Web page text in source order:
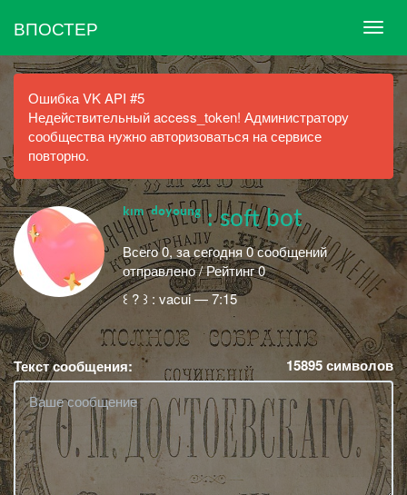
ВПОСТЕР
Ошибка VK API #5
Недействительный access_token! Администратору
сообщества нужно авторизоваться на сервисе
повторно.
ᵏᶦᵐ ᵈᵒʸᵒᵘⁿᵍ : soft bot
Всего 0, за сегодня 0 сообщений
отправлено / Рейтинг 0
꒰ ? ꒱ : vacui — 7:15
Текст сообщения: 15895символов